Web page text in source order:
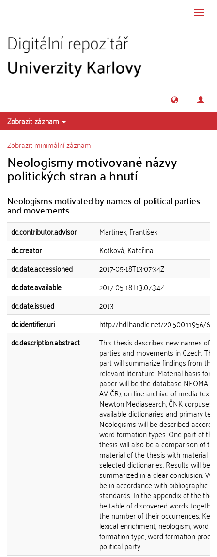
Zobrazit záznam
Zobrazit minimální záznam
Neologismy motivované názvy
politických stran a hnutí
Neologisms motivated by names of political parties
and movements
dc.contributor.advisor
Martínek, František
dc.creator
Kotková, Kateřina
dc.date.accessioned
2017-05-18T13:07:34Z
dc.date.available
2017-05-18T13:07:34Z
dc.date.issued
2013
dc.identifier.uri
http://hdl.handle.net/20.500.11956/
dc.description.abstract
This thesis describes new names of
parties and movements in Czech.
part will summarize findings from the
relevant literature. Material basis for
paper will be the database NEOMAT
AV ČR), on-line archive of media texts
Newton Mediasearch, ČNK corpuses,
available dictionaries and primary
Neologisms will be described
word formation types. One part of this
thesis will also be a comparison of the
material of the thesis with material of
selected dictionaries. Results will be
summarized in a clear conclusion.
be in accordance with bibliographic
standards. In the appendix of the
be table of discovered words
the number of their occurrences.
lexical enrichment, neologism, word
formation type, word formation
political party